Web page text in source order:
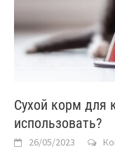
Сухой корм для
использовать?
26/05/2023